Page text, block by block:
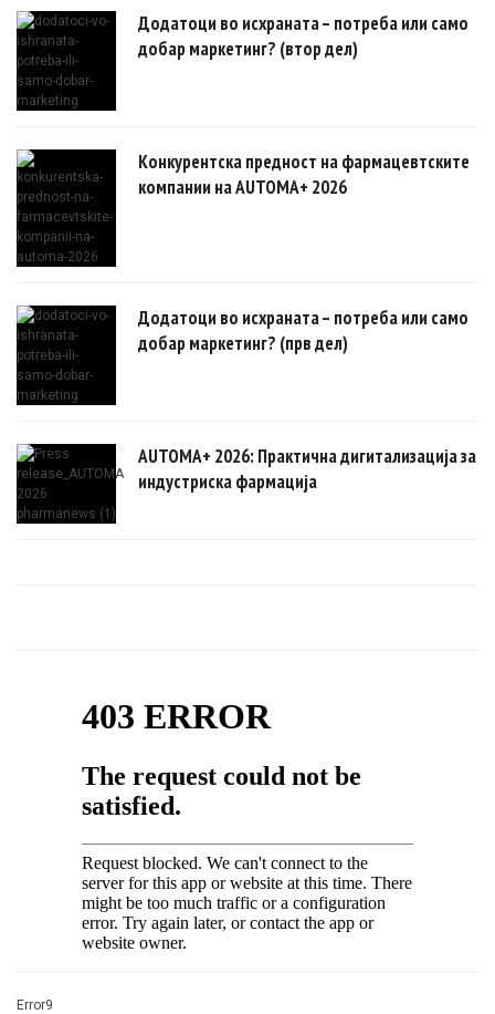
Додатоци во исхраната – потреба или само
добар маркетинг? (втор дел)
Конкурентска предност на фармацевтските
компании на AUTOMA+ 2026
Додатоци во исхраната – потреба или само
добар маркетинг? (прв дел)
AUTOMA+ 2026: Практична дигитализација за
индустриска фармација
Error9